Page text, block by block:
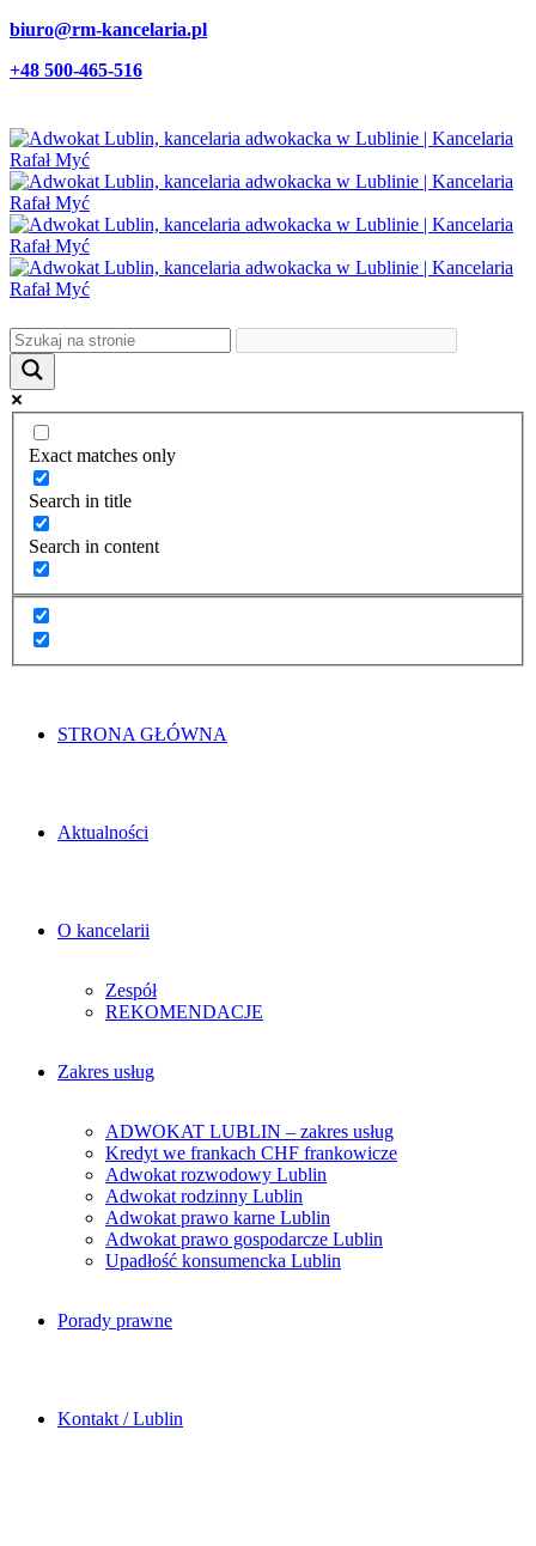
biuro@rm-kancelaria.pl
+48 500-465-516
Exact matches only
Search in title
Search in content
STRONA GŁÓWNA
Aktualności
O kancelarii
Zespół
REKOMENDACJE
Zakres usług
ADWOKAT LUBLIN – zakres usług
Kredyt we frankach CHF frankowicze
Adwokat rozwodowy Lublin
Adwokat rodzinny Lublin
Adwokat prawo karne Lublin
Adwokat prawo gospodarcze Lublin
Upadłość konsumencka Lublin
Porady prawne
Kontakt / Lublin